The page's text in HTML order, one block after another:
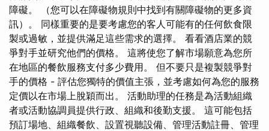
障礙。 （您可以在障礙物規則中找到有關障礙物的更多資
訊）。 同樣重要的是要考慮您的客人可能有的任何飲食限
製或過敏，並提供滿足這些需求的選擇。 看看酒店業的競
爭對手並研究他們的價格。 這將使您了解市場願意為您所
在地區的餐飲服務支付多少費用。 但不要只是複製競爭對
手的價格 - 評估您獨特的價值主張，並考慮如何為您的服務
定價以在市場上脫穎而出。 活動助理的任務是為活動組織
者或活動協調員提供行政、組織和後勤支援。 這可能包括
預訂場地、組織餐飲、設置視聽設備、管理活動註冊、管理